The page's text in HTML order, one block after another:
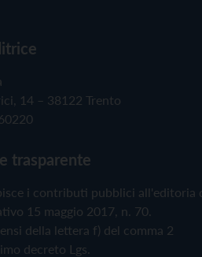
14 – 38122 Trento
trasparente
i contributi pubblici all'editoria
15 maggio 2017, n. 70.
della lettera f) del comma 2
decreto Lgs.